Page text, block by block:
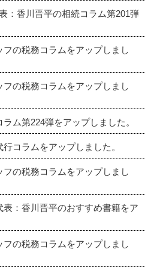
：香川晋平の相続コラム第201弾
の税務コラムをアップしまし
の税務コラムをアップしまし
ム第224弾をアップしました。
コラムをアップしました。
の税務コラムをアップしまし
：香川晋平のおすすめ書籍をア
の税務コラムをアップしまし